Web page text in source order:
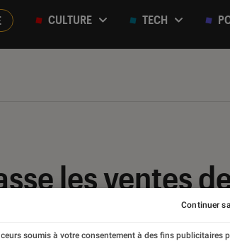
CULTURE TECH
les ventes
soumis à votre consentement à des fins publicitaires
Continuer